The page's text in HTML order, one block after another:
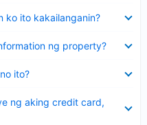
ko ito kakailanganin?
ng property?
ito?
ng aking credit card,